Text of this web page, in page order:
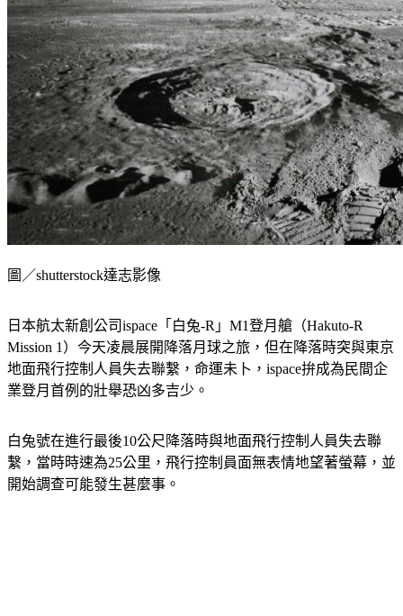
Mission 1）今天凌晨展開降落月球之旅，但在降落時突與東京
地面飛行控制人員失去聯繫，命運未卜，ispace拚成為民間企
業登月首例的壯舉恐凶多吉少。
繫，當時時速為25公里，飛行控制員面無表情地望著螢幕，並
開始調查可能發生甚麼事。